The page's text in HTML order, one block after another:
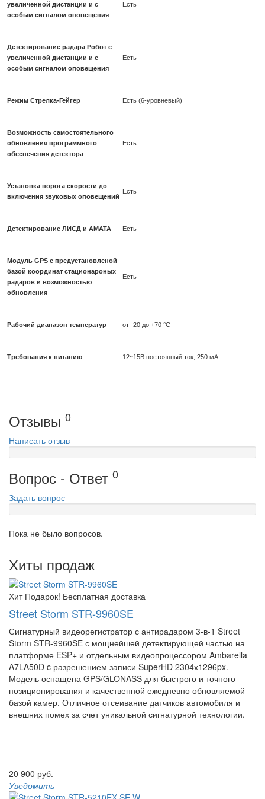
увеличенной дистанции и с
особым сигналом оповещения
Есть
Детектирование радара Робот с
увеличенной дистанции и с
особым сигналом оповещения
Есть
Режим Стрелка-Гейгер Есть (6-уровневый)
Возможность самостоятельного
обновления программного
обеспечения детектора
Есть
Установка порога скорости до
включения звуковых оповещений
Есть
Детектирование ЛИСД и АМАТА Есть
Модуль GPS с предустановленой
базой координат стационароных
радаров и возможностью
обновления
Есть
Рабочий диапазон температур от -20 до +70 °С
Требования к питанию 12~15B постоянный ток, 250 мА
Отзывы 0
Написать отзыв
Вопрос - Ответ 0
Задать вопрос
Пока не было вопросов.
Хиты продаж
Хит Подарок! Бесплатная доставка
Street Storm STR-9960SE
Сигнатурный видеорегистратор с антирадаром 3-в-1 Street
Storm STR-9960SE с мощнейшей детектирующей частью на
платформе ESP+ и отдельным видеопроцессором Ambarella
A7LA50D c разрешением записи SuperHD 2304х1296px.
Модель оснащена GPS/GLONASS для быстрого и точного
позиционирования и качественной ежедневно обновляемой
базой камер. Отличное отсеивание датчиков автомобиля и
внешних помех за счет уникальной сигнатурной технологии.
20 900 руб.
Уведомить